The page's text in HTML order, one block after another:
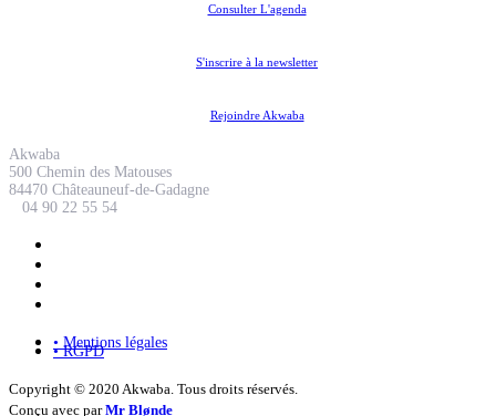
Consulter L'agenda
S'inscrire à la newsletter
Rejoindre Akwaba
Akwaba
500 Chemin des Matouses
84470 Châteauneuf-de-Gadagne
04 90 22 55 54
• Mentions légales
• RGPD
Copyright © 2020 Akwaba. Tous droits réservés.
Conçu avec parMr Blønde